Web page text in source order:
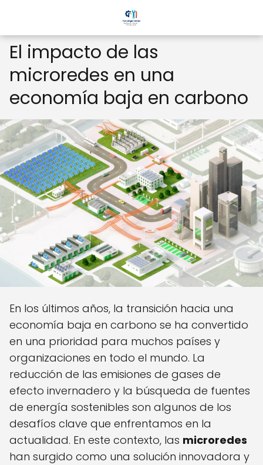
El impacto de las
microredes en una
economía baja en carbono
En los últimos años, la transición hacia una
economía baja en carbono se ha convertido
en una prioridad para muchos países y
organizaciones en todo el mundo. La
reducción de las emisiones de gases de
efecto invernadero y la búsqueda de fuentes
de energía sostenibles son algunos de los
desafíos clave que enfrentamos en la
actualidad. En este contexto, las microredes
han surgido como una solución innovadora y